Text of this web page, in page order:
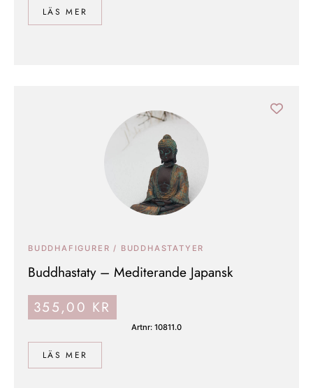
LÄS MER
LÄS MER
BUDDHAFIGURER / BUDDHASTATYER
Buddhastaty – Mediterande Japansk
355,00 KR
Artnr: 10811.0